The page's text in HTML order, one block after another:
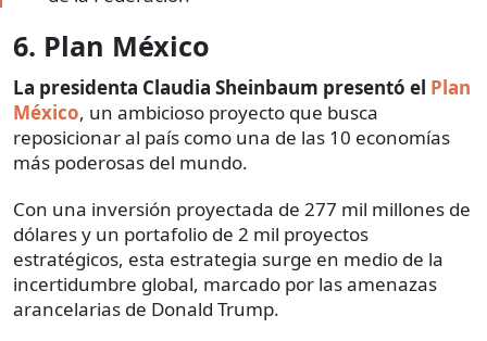
6. Plan México
La presidenta Claudia Sheinbaum presentó el Plan
México, un ambicioso proyecto que busca
reposicionar al país como una de las 10 economías
más poderosas del mundo.
Con una inversión proyectada de 277 mil millones de
dólares y un portafolio de 2 mil proyectos
estratégicos, esta estrategia surge en medio de la
incertidumbre global, marcado por las amenazas
arancelarias de Donald Trump.